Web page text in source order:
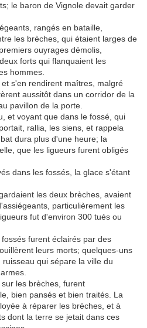
le baron de Vignole devait garder
rangés en bataille,
les brèches, qui étaient larges de
ouyrages démolis,
forts qui flanquaient les
hommes.
s'en rendirent maîtres, malgré
aussitôt dans un corridor de la
pavillon de la porte.
et voyant que dans le fossé, qui
rallia, les siens, et rappela
dura plus d'une heure; la
que les ligueurs furent obligés
dans les fossés, la glace s'étant
les deux brèches, avaient
particulièrement les
fut d'environ 300 tués ou
furent éclairés par des
leurs morts; quelques-uns
qui sépare la ville du
les brèches, furent
bien pansés et bien traités. La
à réparer les brèches, et à
dont la terre se jetait dans ces